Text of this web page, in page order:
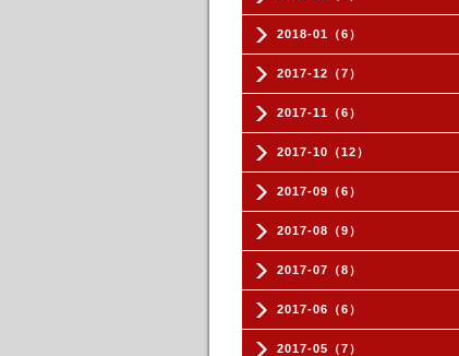
2018-01（6）
2017-12（7）
2017-11（6）
2017-10（12）
2017-09（6）
2017-08（9）
2017-07（8）
2017-06（6）
2017-05（7）